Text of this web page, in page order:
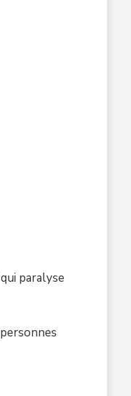
paralyse